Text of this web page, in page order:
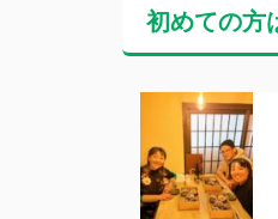
初めての方